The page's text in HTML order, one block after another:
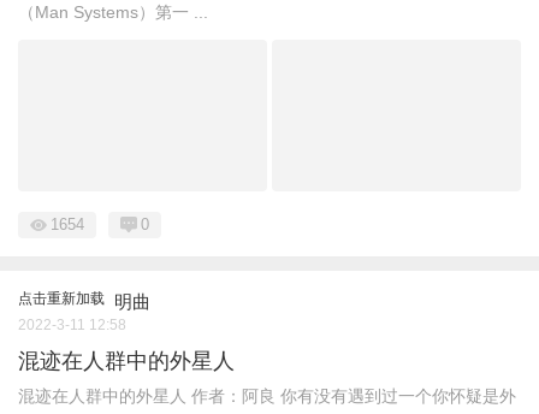
（Man Systems）第一 ...
1654 0
点击重新加载 明曲
2022-3-11 12:58
混迹在人群中的外星人
混迹在人群中的外星人 作者：阿良 你有没有遇到过一个你怀疑是外